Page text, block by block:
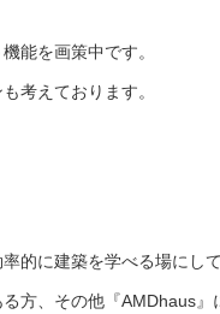
能を画策中です。
考えております。
的に建築を学べる場にし
方、その他『AMDhaus